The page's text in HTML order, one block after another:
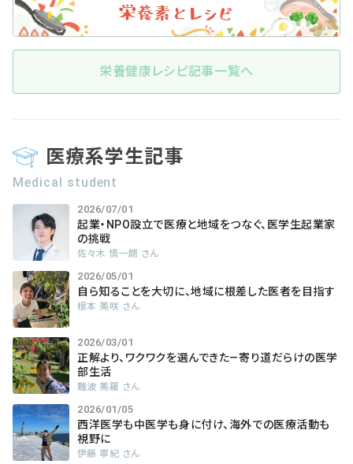
栄養健康レシピ記事一覧へ
医療系学生記事
Medical student
2026/07/01
起業・NPO設立で医療と地域をつなぐ、医学生起業家
の挑戦
佐々木 慎一朗 さん
2026/05/01
自ら知ることを大切に、地域に根差した医者を目指す
根本 美咲 さん
2026/03/01
正解より、ワクワクを選んできた―寄り道だらけの医学
部生活
難波 美羅 さん
2026/01/05
西洋医学も中医学も身に付け、海外での医療活動も
視野に
伊藤 寧紀 さん